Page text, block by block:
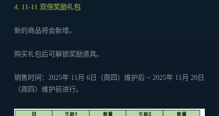
4. 11-11 双倍奖励礼包
新的商品将会新增。
购买礼包后可解锁奖励道具。
销售时间：2025年 11月 6日（周四）维护后 ~ 2025年 11月 20日
（周四）维护前进行。